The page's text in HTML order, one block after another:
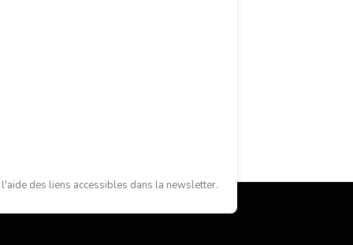
des liens accessibles dans la newsletter.